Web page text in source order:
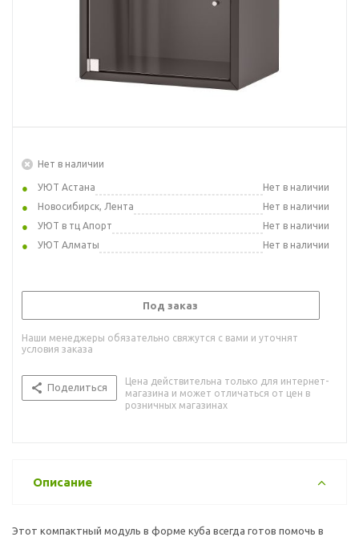
Нет в наличии
УЮТ Астана
Нет в наличии
Новосибирск, Лента
Нет в наличии
УЮТ в тц Апорт
Нет в наличии
УЮТ Алматы
Нет в наличии
Под заказ
Наши менеджеры обязательно свяжутся с вами и уточнят
условия заказа
Поделиться
Цена действительна только для интернет-
магазина и может отличаться от цен в
розничных магазинах
Описание
Этот компактный модуль в форме куба всегда готов помочь в